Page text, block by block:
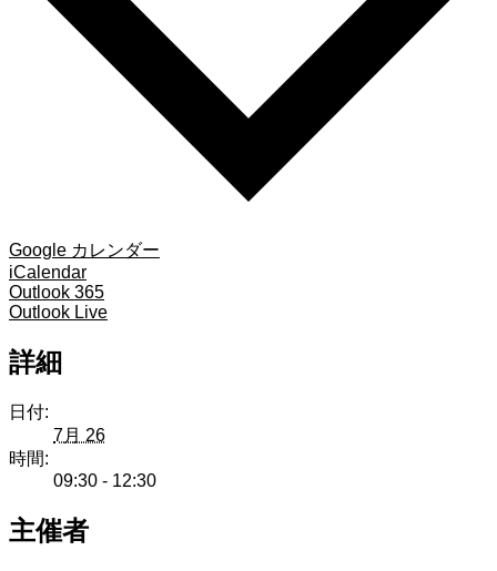
Google カレンダー
iCalendar
Outlook 365
Outlook Live
詳細
日付:
7月 26
時間:
09:30 - 12:30
主催者